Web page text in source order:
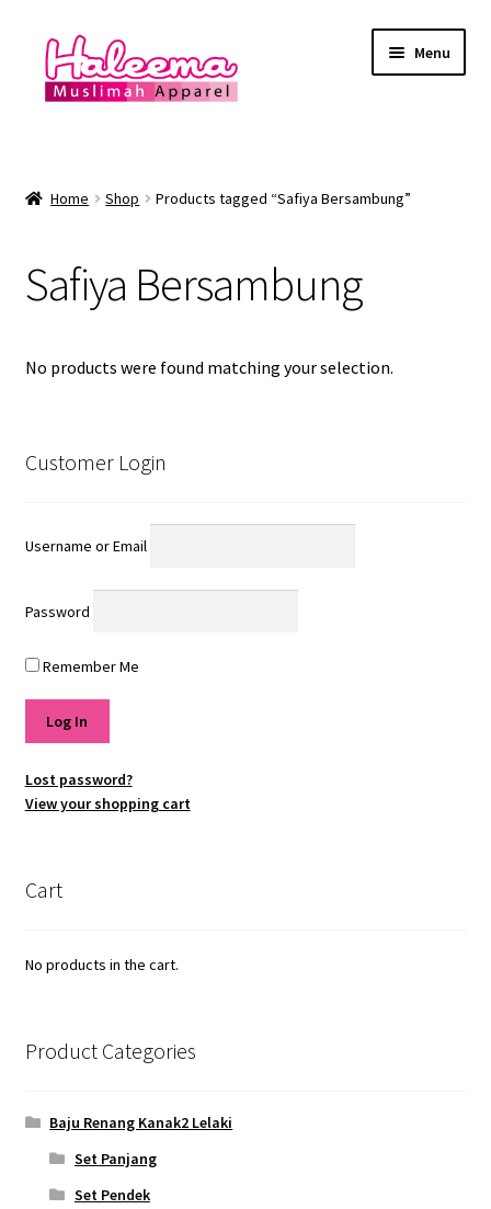
Skip
navigation
Skip
content
Menu
Lokasi Kedai
Baju Renang Muslimah
Baju Renang Lelaki
Tudung Renang
Haleema Swimwear di Media
Testimonial
Cancellation, Shipping and Return Policy
Home Shop Products tagged “Safiya Bersambung”
Safiya Bersambung
No products were found matching your selection.
Customer Login
Username or Email
Password
Remember Me
Lost password?
View your shopping cart
Cart
No products in the cart.
Product Categories
Baju Renang Kanak2 Lelaki
Set Panjang
Set Pendek